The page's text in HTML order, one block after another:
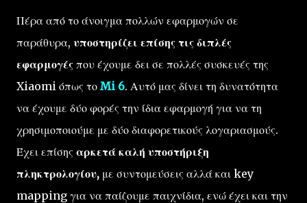
Πέρα από το άνοιγμα πολλών εφαρμογών σε
παράθυρα, υποστηρίζει επίσης τις διπλές
εφαρμογές που έχουμε δει σε πολλές συσκευές της
Xiaomi όπως το Mi 6. Αυτό μας δίνει τη δυνατότητα
να έχουμε δύο φορές την ίδια εφαρμογή για να τη
χρησιμοποιούμε με δύο διαφορετικούς λογαριασμούς.
Έχει επίσης αρκετά καλή υποστήριξη
πληκτρολογίου, με συντομεύσεις αλλά και key
mapping για να παίζουμε παιχνίδια, ενώ έχει και την